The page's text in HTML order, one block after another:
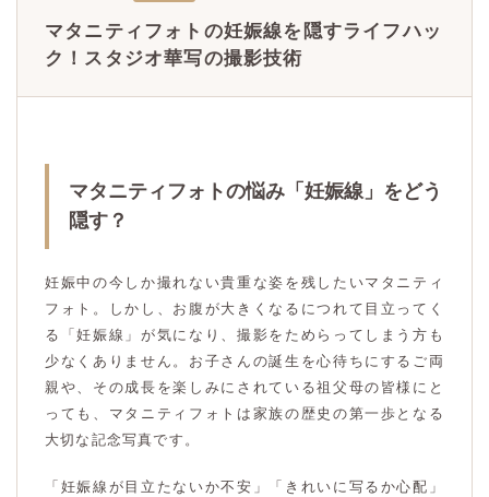
マタニティフォトの妊娠線を隠すライフハッ
ク！スタジオ華写の撮影技術
マタニティフォトの悩み「妊娠線」をどう
隠す？
妊娠中の今しか撮れない貴重な姿を残したいマタニティ
フォト。しかし、お腹が大きくなるにつれて目立ってく
る「妊娠線」が気になり、撮影をためらってしまう方も
少なくありません。お子さんの誕生を心待ちにするご両
親や、その成長を楽しみにされている祖父母の皆様にと
っても、マタニティフォトは家族の歴史の第一歩となる
大切な記念写真です。
「妊娠線が目立たないか不安」「きれいに写るか心配」